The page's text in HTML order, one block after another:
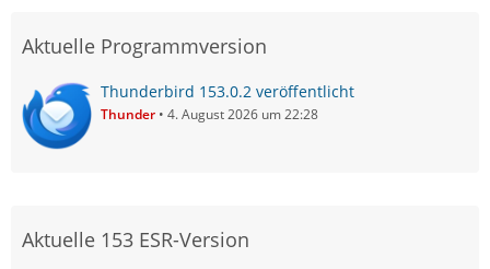
Aktuelle Programmversion
Thunderbird 153.0.2 veröffentlicht
Thunder 4. August 2026 um 22:28
Aktuelle 153 ESR-Version